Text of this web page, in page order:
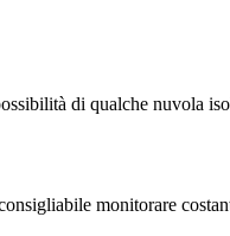
di qualche nuvola
monitorare